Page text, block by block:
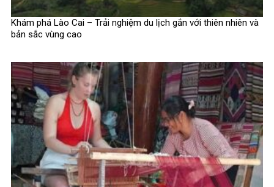
Khám phá Lào Cai – Trải nghiệm du lịch gắn với thiên nhiên và
bản sắc vùng cao